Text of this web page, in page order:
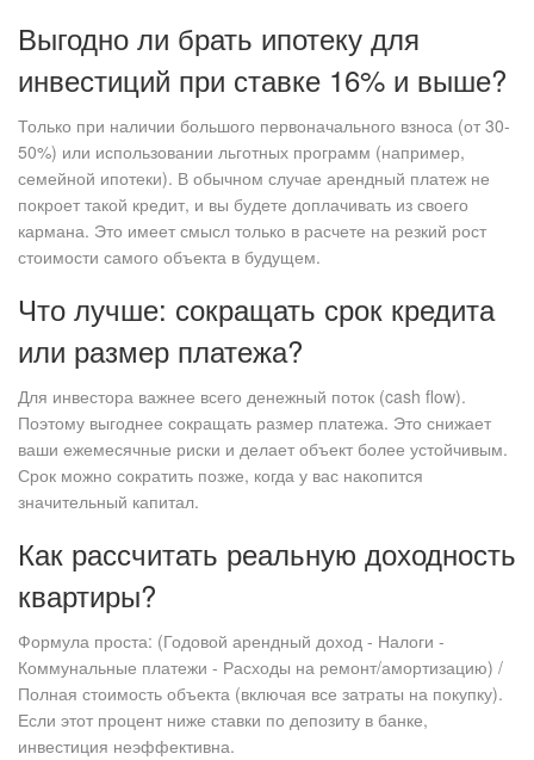
Выгодно ли брать ипотеку для
инвестиций при ставке 16% и выше?
Только при наличии большого первоначального взноса (от 30-
50%) или использовании льготных программ (например,
семейной ипотеки). В обычном случае арендный платеж не
покроет такой кредит, и вы будете доплачивать из своего
кармана. Это имеет смысл только в расчете на резкий рост
стоимости самого объекта в будущем.
Что лучше: сокращать срок кредита
или размер платежа?
Для инвестора важнее всего денежный поток (cash flow).
Поэтому выгоднее сокращать размер платежа. Это снижает
ваши ежемесячные риски и делает объект более устойчивым.
Срок можно сократить позже, когда у вас накопится
значительный капитал.
Как рассчитать реальную доходность
квартиры?
Формула проста: (Годовой арендный доход - Налоги -
Коммунальные платежи - Расходы на ремонт/амортизацию) /
Полная стоимость объекта (включая все затраты на покупку).
Если этот процент ниже ставки по депозиту в банке,
инвестиция неэффективна.